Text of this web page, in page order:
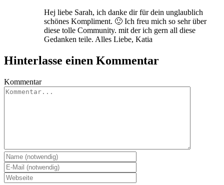
Hej liebe Sarah, ich danke dir für dein unglaublich
schönes Kompliment. 🙂 Ich freu mich so sehr über
diese tolle Community. mit der ich gern all diese
Gedanken teile. Alles Liebe, Katia
Hinterlasse einen Kommentar
Kommentar